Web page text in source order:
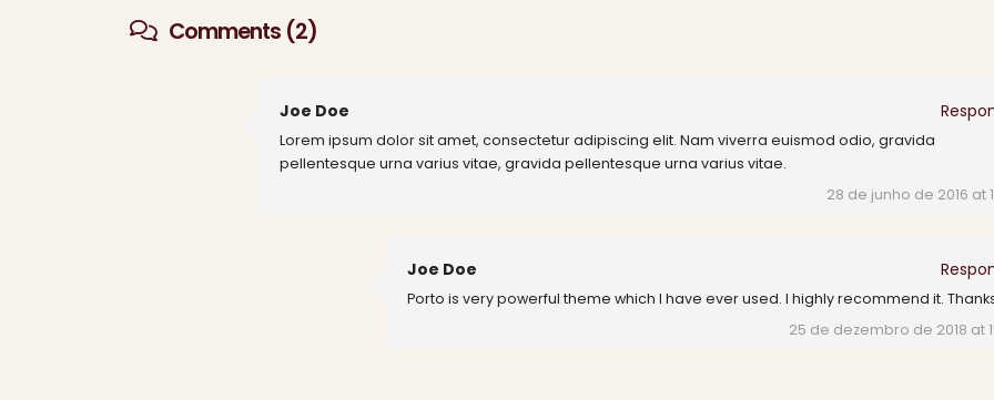
Comments (2)
Joe Doe
Lorem ipsum dolor sit amet, consectetur adipiscing elit. Nam viverra euismod odio, gravida
pellentesque urna varius vitae, gravida pellentesque urna varius vitae.
28 de junho de 2016 at
Joe Doe
Porto is very powerful theme which I have ever used. I highly recommend it.
25 de dezembro de 2018 at